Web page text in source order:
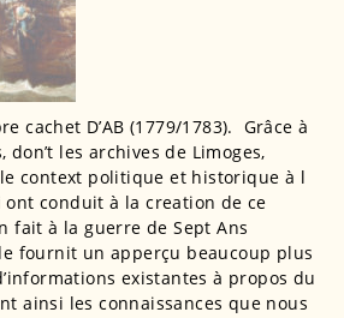
cachet D’AB (1779/1783). Grâce à
don’t les archives de Limoges,
context politique et historique à l
ont conduit à la creation de ce
fait à la guerre de Sept Ans
fournit un apperçu beaucoup plus
existantes à propos du
ainsi les connaissances que nous